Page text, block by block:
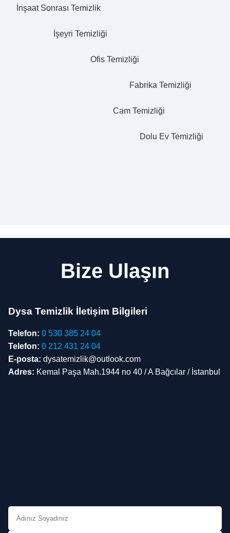
İnşaat Sonrası Temizlik
İşeyri Temizliği
Ofis Temizliği
Fabrika Temizliği
Cam Temizliği
Dolu Ev Temizliği
Bize Ulaşın
Dysa Temizlik İletişim Bilgileri
Telefon: 0 530 385 24 04
Telefon: 0 212 431 24 04
E-posta: dysatemizlik@outlook.com
Adres: Kemal Paşa Mah.1944 no 40 / A Bağcılar / İstanbul